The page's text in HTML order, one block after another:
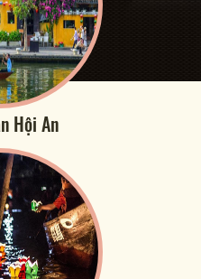
Hội An